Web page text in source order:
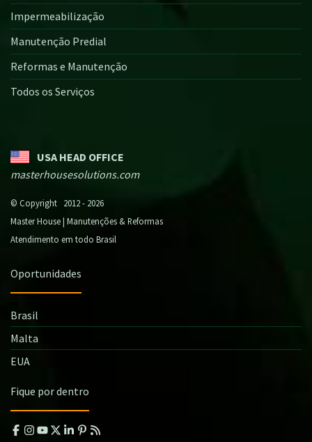
Impermeabilização
Manutenção Predial
Reformas e Manutenção
Todos os Serviços
USA HEAD OFFICE
masterhousesolutions.com
© Copyright 2012 - 2026
Master House | Manutenções & Reformas
Atendimento em todo Brasil
Oportunidades
Brasil
Malta
EUA
Fique por dentro